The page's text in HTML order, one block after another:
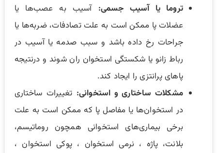
تروما یا آسیب جسمی: آسیب به عصب‌ها یا
عضلات پا ممکن است به علت تصادفات، ضربه‌ها یا
جراحات رخ داده باشد و سبب صدمه یا آسیب در
رباط زانو یا شکستگی استخوان ران شوند و درنتیجه
پاهای پرانتزی را ایجاد کند.
مشکلات ساختاری و استخوانی: تغییرات ساختاری
در استخوان‌ها یا مفاصل پا که ممکن است به علت
برخی بیماری‌های استخوانی همچون روماتیسم،
بلانت، پاژه ، نرمی استخوان ، پوکی استخوان ،